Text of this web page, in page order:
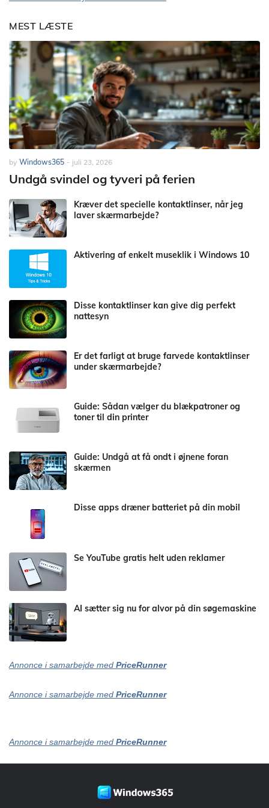
MEST LÆSTE
by Windows365 - juli 23, 2026
Undgå svindel og tyveri på ferien
Kræver det specielle kontaktlinser, når jeg
laver skærmarbejde?
Aktivering af enkelt museklik i Windows 10
Disse kontaktlinser kan give dig perfekt
nattesyn
Er det farligt at bruge farvede kontaktlinser
under skærmarbejde?
Guide: Sådan vælger du blækpatroner og
toner til din printer
Guide: Undgå at få ondt i øjnene foran
skærmen
Disse apps dræner batteriet på din mobil
Se YouTube gratis helt uden reklamer
AI sætter sig nu for alvor på din søgemaskine
Annonce i samarbejde med PriceRunner
Annonce i samarbejde med PriceRunner
Annonce i samarbejde med PriceRunner